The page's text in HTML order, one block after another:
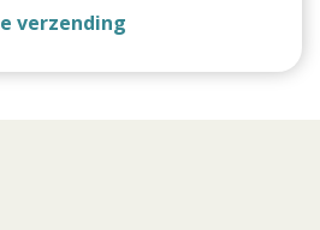
verzending